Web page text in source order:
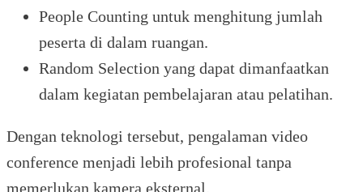
People Counting untuk menghitung jumlah
peserta di dalam ruangan.
Random Selection yang dapat dimanfaatkan
dalam kegiatan pembelajaran atau pelatihan.
Dengan teknologi tersebut, pengalaman video
conference menjadi lebih profesional tanpa
memerlukan kamera eksternal.